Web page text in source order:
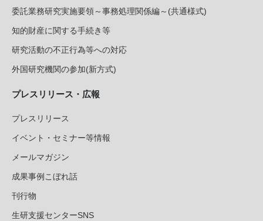
委託業務研究実施要領～事務処理関係編～(共通様式)
知的財産に関する手続き等
研究活動の不正行為等への対応
外国研究機関の参加(新方式)
プレスリリース・広報
プレスリリース
イベント・セミナー等情報
メールマガジン
成果事例こぼれ話
刊行物
生研支援センターSNS